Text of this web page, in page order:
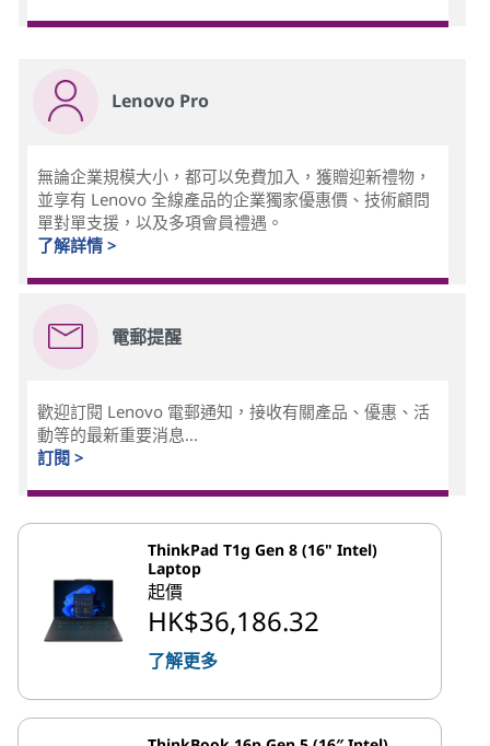
Lenovo Pro
無論企業規模大小，都可以免費加入，獲贈迎新禮物，
並享有 Lenovo 全線產品的企業獨家優惠價、技術顧問
單對單支援，以及多項會員禮遇。
了解詳情 >
電郵提醒
歡迎訂閱 Lenovo 電郵通知，接收有關產品、優惠、活
動等的最新重要消息...
訂閱 >
ThinkPad T1g Gen 8 (16" Intel)
Laptop
起價
HK$36,186.32
了解更多